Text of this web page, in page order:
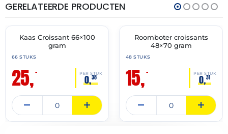
GERELATEERDE PRODUCTEN
🔥 OP=OP
THT:
31-
Kaas Croissant 66×100
gram
66 STUKS
25,– PER STUK
0,38
🔥 OP=OP
Roomboter croissants
48×70 gram
48 STUKS
15,– PER STUK
0,31